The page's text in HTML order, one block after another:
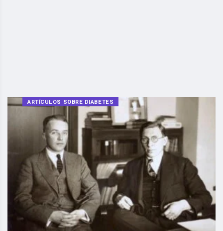
ARTÍCULOS SOBRE DIABETES